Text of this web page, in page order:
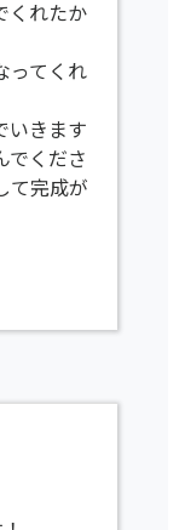
くれたか
ってくれ
いきます
でくださ
て完成が